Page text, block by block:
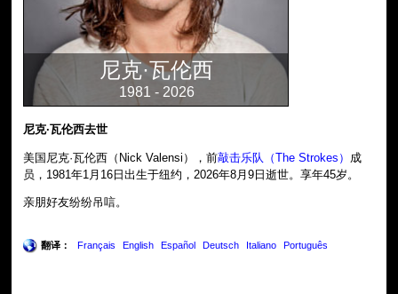
尼克·瓦伦西
1981 - 2026
尼克·瓦伦西去世
美国尼克·瓦伦西（Nick Valensi），前敲击乐队（The Strokes） 成
员，1981年1月16日出生于纽约，2026年8月9日逝世。享年45岁。
亲朋好友纷纷吊唁。
翻译： Français English Español Deutsch Italiano Português